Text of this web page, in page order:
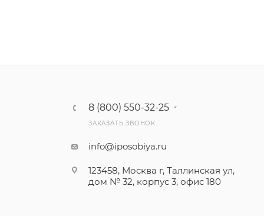
8 (800) 550-32-25
ЗАКАЗАТЬ ЗВОНОК
info@iposobiya.ru
123458, Москва г, Таллинская ул,
дом № 32, корпус 3, офис 180